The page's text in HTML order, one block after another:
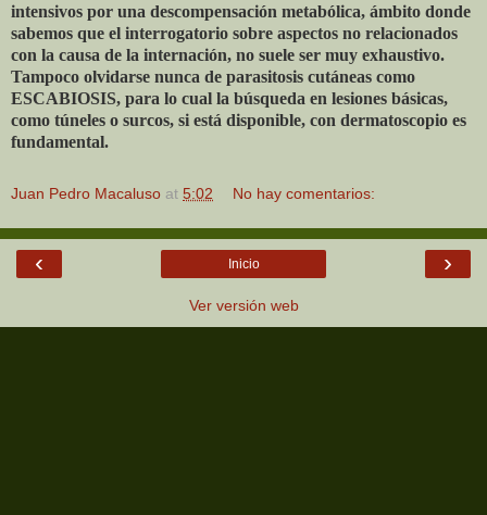
intensivos por una descompensación metabólica, ámbito donde
sabemos que el interrogatorio sobre aspectos no relacionados
con la causa de la internación, no suele ser muy exhaustivo.
Tampoco olvidarse nunca de parasitosis cutáneas como
ESCABIOSIS, para lo cual la búsqueda en lesiones básicas,
como túneles o surcos, si está disponible, con dermatoscopio es
fundamental.
Juan Pedro Macaluso at 5:02 No hay comentarios:
‹ ›
Inicio
Ver versión web